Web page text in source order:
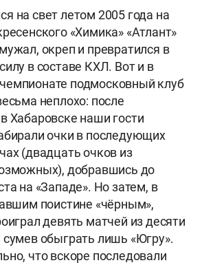
на свет летом 2005 года на
«Химика» «Атлант»
окреп и превратился в
в составе КХЛ. Вот и в
подмосковный клуб
неплохо: после
Хабаровске наши гости
очки в последующих
(двадцать очков из
добравшись до
на «Западе». Но затем, в
поистине «чёрным»,
девять матчей из десяти
обыграть лишь «Югру».
что вскоре последовали